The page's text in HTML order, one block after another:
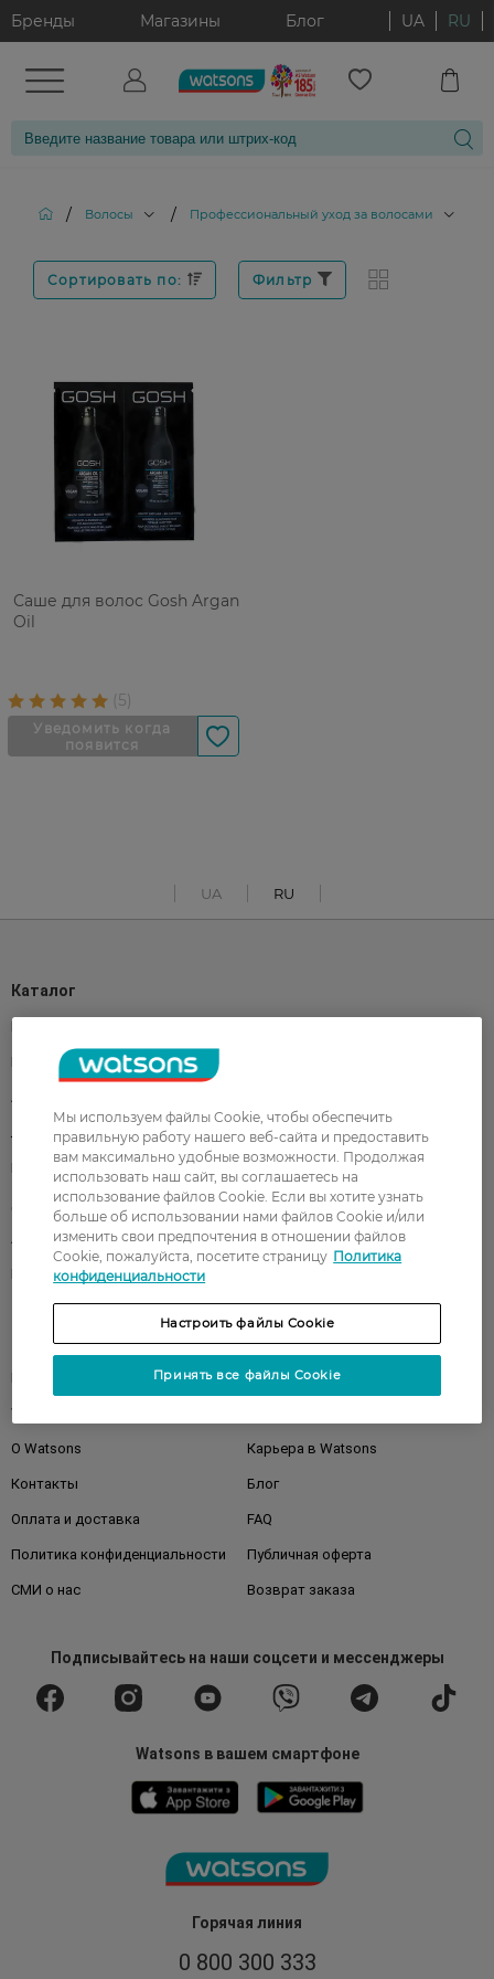
Бренды Магазины Блог UA RU
/ Волосы / Профессиональный уход за волосами
Сортировать по: Фильтр
Саше для волос Gosh Argan
Oil
UA RU
Горячая линия
0 800 300 333
Каталог
Парфюмерия
Акции
Лицо Тело
Волосы
Аксессуары Дерматокосметика
Бренды
Клиентам
Магазины
Watsons Club
О Watsons Карьера в Watsons
Контакты Блог
Оплата и доставка FAQ
Политика конфиденциальности Публичная оферта
СМИ о нас Возврат заказа
Подписывайтесьна наши соцсети и мессенджеры
Watsons в вашем смартфоне
Мы используем файлы Cookie, чтобы обеспечить
правильную работу нашего веб-сайта и предоставить
вам максимально удобные возможности. Продолжая
использовать наш сайт, вы соглашаетесь на
использование файлов Cookie. Если вы хотите узнать
больше об использовании нами файлов Cookie и/или
изменить свои предпочтения в отношении файлов
Cookie, пожалуйста, посетите страницу Политика
конфиденциальности
Настроить файлы Cookie
Принять все файлы Cookie